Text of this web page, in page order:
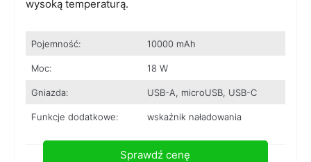
wysoką temperaturą.
Pojemność: 10000 mAh
Moc: 18 W
Gniazda: USB-A, microUSB, USB-C
Funkcje dodatkowe: wskaźnik naładowania
Sprawdź cenę